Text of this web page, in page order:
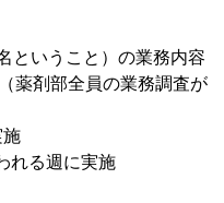
ということ）の業務内容
薬剤部全員の業務調査が
施
れる週に実施